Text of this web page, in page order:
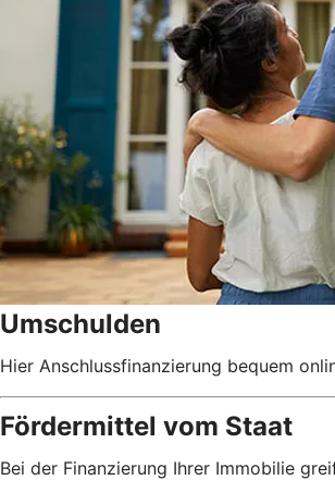
Umschulden
Hier Anschlussfinanzierung bequem
Fördermittel vom Staat
Bei der Finanzierung Ihrer Immobilie